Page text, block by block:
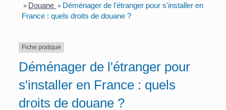
> Douane > Déménager de l'étranger pour s'installer en
France : quels droits de douane ?
Fiche pratique
Déménager de l'étranger pour
s'installer en France : quels
droits de douane ?